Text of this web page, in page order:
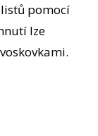
pomocí
lze